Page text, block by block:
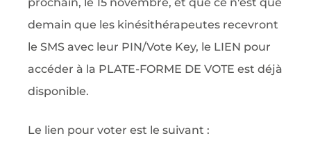
demain que les kinésithérapeutes recevront
le SMS avec leur PIN/Vote Key, le LIEN pour
accéder à la PLATE-FORME DE VOTE est déjà
disponible.
Le lien pour voter est le suivant :